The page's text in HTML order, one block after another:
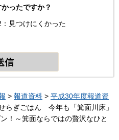
ったですか？
：見つけにくかった
> 報道資料 > 平成30年度報道資
らぎごはん 今年も「箕面川床」
！～箕面ならではの贅沢なひと